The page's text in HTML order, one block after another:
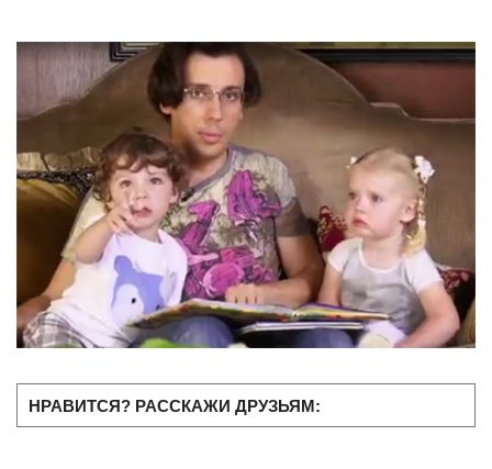
НРАВИТСЯ? РАССКАЖИ ДРУЗЬЯМ: